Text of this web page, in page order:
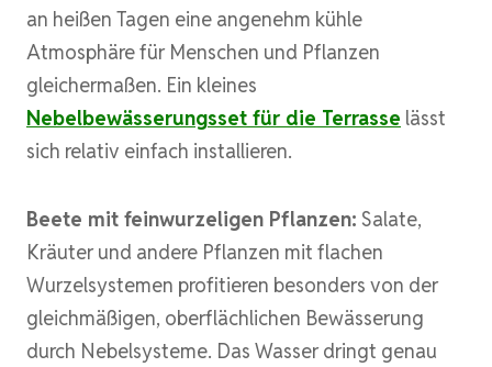
an heißen Tagen eine angenehm kühle
Atmosphäre für Menschen und Pflanzen
gleichermaßen. Ein kleines
Nebelbewässerungsset für die Terrasse lässt
sich relativ einfach installieren.
Beete mit feinwurzeligen Pflanzen: Salate,
Kräuter und andere Pflanzen mit flachen
Wurzelsystemen profitieren besonders von der
gleichmäßigen, oberflächlichen Bewässerung
durch Nebelsysteme. Das Wasser dringt genau